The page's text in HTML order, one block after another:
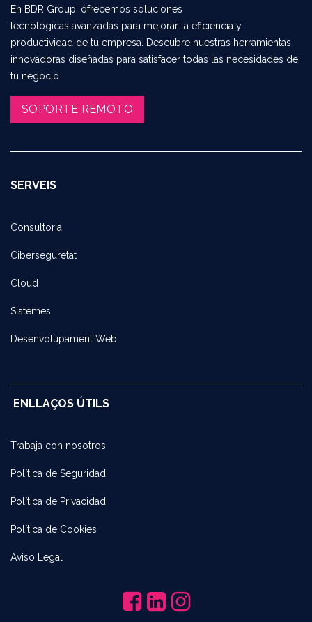
En BDR Group, ofrecemos soluciones
tecnológicas avanzadas para mejorar la eficiencia y
productividad de tu empresa. Descubre nuestras herramientas
innovadoras diseñadas para satisfacer todas las necesidades de
tu negocio.
SOPORTE REMOTO​​​​
SERVEIS
Consultoria
Ciberseguretat
Cloud
Sistemes
Desenvolupament Web
ENLLAÇOS ÚTILS
Trabaja con noso​tros
Política de Seguridad
Política de Privacidad
Política de Cookies
Aviso Legal
​